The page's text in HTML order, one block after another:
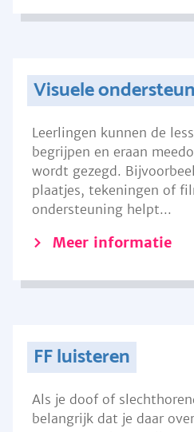
Visuele
Leerlingen kunnen de
begrijpen en eraan
wordt gezegd.
plaatjes, tekeningen of
ondersteuning helpt...
Meer informatie
FF luisteren
Als je doof of
belangrijk dat je daar